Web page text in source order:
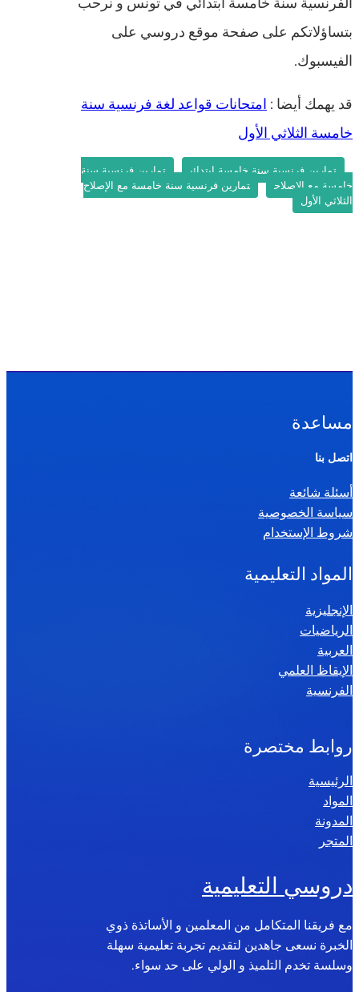
بتساؤلاتكم على صفحة موقع دروسي على
الفيسبوك.
قد يهمك أيضا : امتحانات قواعد لغة فرنسية سنة
خامسة الثلاثي الأول
تمارين فرنسية سنة خامسة ابتدائي
تمارين فرنسية سنة
خامسة مع الإصلاح
تمارين فرنسية سنة خامسة مع الإصلاح
الثلاثي الأول
مساعدة
اتصل بنا
أسئلة شائعة
سياسة الخصوصية
شروط الإستخدام
المواد التعليمية
الإنجليزية
الرياضيات
العربية
الإيقاظ العلمي
الفرنسية
روابط مختصرة
الرئيسية
المواد
المدونة
المتجر
دروسي التعليمية
مع فريقنا المتكامل من المعلمين و الأساتذة ذوي
الخبرة نسعى جاهدين لتقديم تجربة تعليمية سهلة
وسلسة تخدم التلميذ و الولي على حد سواء.